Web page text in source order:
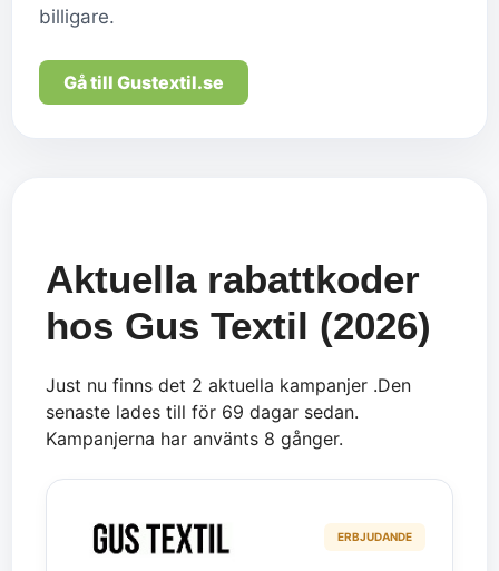
billigare.
Gå till Gustextil.se
Aktuella rabattkoder
hos Gus Textil (2026)
Just nu finns det 2 aktuella kampanjer .Den
senaste lades till för 69 dagar sedan.
Kampanjerna har använts 8 gånger.
ERBJUDANDE